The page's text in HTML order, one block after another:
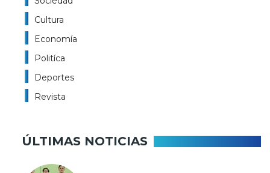
Cultura
Economía
Politíca
Deportes
Revista
ÚLTIMAS NOTICIAS